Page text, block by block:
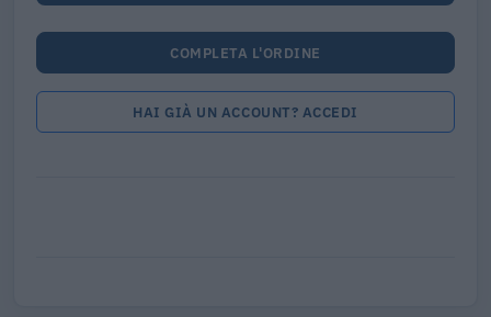
COMPLETA L'ORDINE
HAI GIÀ UN ACCOUNT? ACCEDI